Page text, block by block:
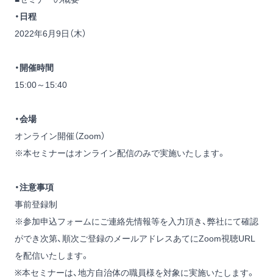
・ 日程
2022年6月9日（木）
・開催時間
15:00～15:40
・会場
オンライン開催（Zoom）
※本セミナーはオンライン配信のみで実施いたします。
・注意事項
事前登録制
※参加申込フォームにご連絡先情報等を入力頂き、弊社にて確認
ができ次第、順次ご登録のメールアドレスあてにZoom視聴URL
を配信いたします。
※本セミナーは、地方自治体の職員様を対象に実施いたします。